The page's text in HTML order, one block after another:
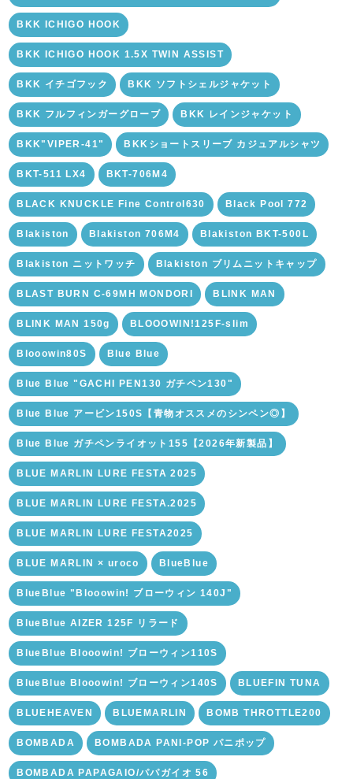
BKK ICHIGO HOOK
BKK ICHIGO HOOK 1.5X TWIN ASSIST
BKK イチゴフック BKK ソフトシェルジャケット
BKK フルフィンガーグローブ BKK レインジャケット
BKK"VIPER-41" BKKショートスリーブ カジュアルシャツ
BKT-511 LX4 BKT-706M4
BLACK KNUCKLE Fine Control630 Black Pool 772
Blakiston Blakiston 706M4 Blakiston BKT-500L
Blakiston ニットワッチ Blakiston ブリムニットキャップ
BLAST BURN C-69MH MONDORI BLINK MAN
BLINK MAN 150g BLOOOWIN!125F-slim
Blooowin80S Blue Blue
Blue Blue "GACHI PEN130 ガチペン130"
Blue Blue アービン150S【青物オススメのシンペン◎】
Blue Blue ガチペンライオット155【2026年新製品】
BLUE MARLIN LURE FESTA 2025
BLUE MARLIN LURE FESTA.2025
BLUE MARLIN LURE FESTA2025
BLUE MARLIN × uroco BlueBlue
BlueBlue "Blooowin! ブローウィン 140J"
BlueBlue AIZER 125F リラード
BlueBlue Blooowin! ブローウィン110S
BlueBlue Blooowin! ブローウィン140S BLUEFIN TUNA
BLUEHEAVEN BLUEMARLIN BOMB THROTTLE200
BOMBADA BOMBADA PANI-POP パニポップ
BOMBADA PAPAGAIO/パパガイオ 56